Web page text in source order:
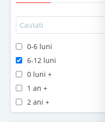
0-6 luni
6-12 luni
0 luni +
1 an +
2 ani +